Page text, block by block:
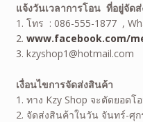
แจ้งวันเวลาการโอน ที่อยู่จัด
1. โทร : 086-555-1877 ,
2. www.facebook.com/
3. kzyshop1@hotmail.com
เงื่อนไขการจัดส่งสินค้า
1. ทาง Kzy Shop จะตัดยอดโ
2. จัดส่งสินค้าในวัน จันทร์-ศุก